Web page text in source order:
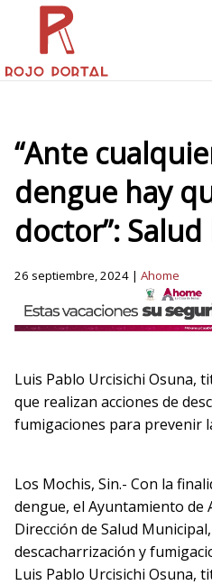
“Ante
dengue hay
doctor”:
26 septiembre, 2024 | Ahome
Luis Pablo Urcisichi Osuna,
que realizan acciones de
fumigaciones para prevenir
Los Mochis, Sin.- Con la
dengue, el Ayuntamiento de
Dirección de Salud
descacharrización y
Luis Pablo Urcisichi Osuna,